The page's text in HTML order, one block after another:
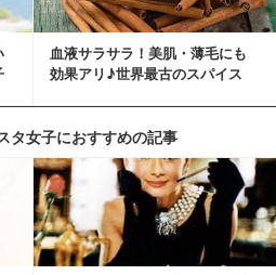
血液サラサラ！美肌・薄毛にも
効果アリ♪世界最古のスパイス
タ女子におすすめの記事